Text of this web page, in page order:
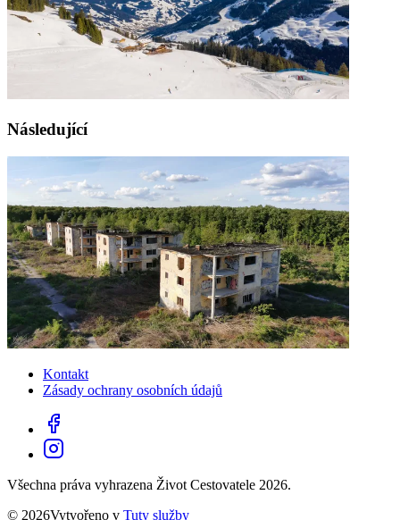
Následující
Kontakt
Zásady ochrany osobních údajů
Všechna práva vyhrazena Život Cestovatele 2026.
© 2026Vytvořeno v Tuty služby